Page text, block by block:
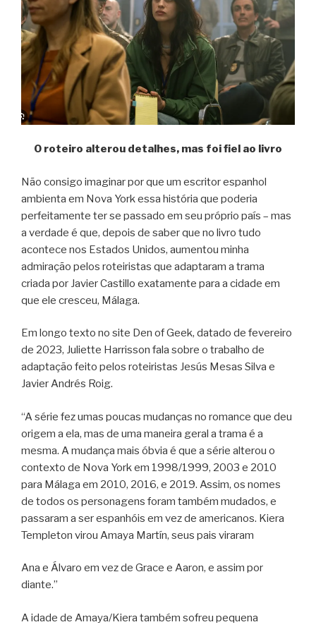
O roteiro alterou detalhes, mas foi fiel ao livro
Não consigo imaginar por que um escritor espanhol
ambienta em Nova York essa história que poderia
perfeitamente ter se passado em seu próprio país – mas
a verdade é que, depois de saber que no livro tudo
acontece nos Estados Unidos, aumentou minha
admiração pelos roteiristas que adaptaram a trama
criada por Javier Castillo exatamente para a cidade em
que ele cresceu, Málaga.
Em longo texto no site Den of Geek, datado de fevereiro
de 2023, Juliette Harrisson fala sobre o trabalho de
adaptação feito pelos roteiristas Jesús Mesas Silva e
Javier Andrés Roig.
“A série fez umas poucas mudanças no romance que deu
origem a ela, mas de uma maneira geral a trama é a
mesma. A mudança mais óbvia é que a série alterou o
contexto de Nova York em 1998/1999, 2003 e 2010
para Málaga em 2010, 2016, e 2019. Assim, os nomes
de todos os personagens foram também mudados, e
passaram a ser espanhóis em vez de americanos. Kiera
Templeton virou Amaya Martín, seus pais viraram
Ana e Álvaro em vez de Grace e Aaron, e assim por
diante.”
A idade de Amaya/Kiera também sofreu pequena